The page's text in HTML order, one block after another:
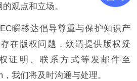
观点和立场。
瞬移达倡导尊重与保护知识产
在版权问题，烦请提供版权疑
证明、联系方式等发邮件至
我们将及时沟通与处理。